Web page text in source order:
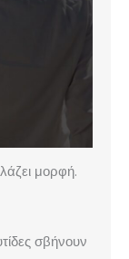
μορφή.
σβήνουν